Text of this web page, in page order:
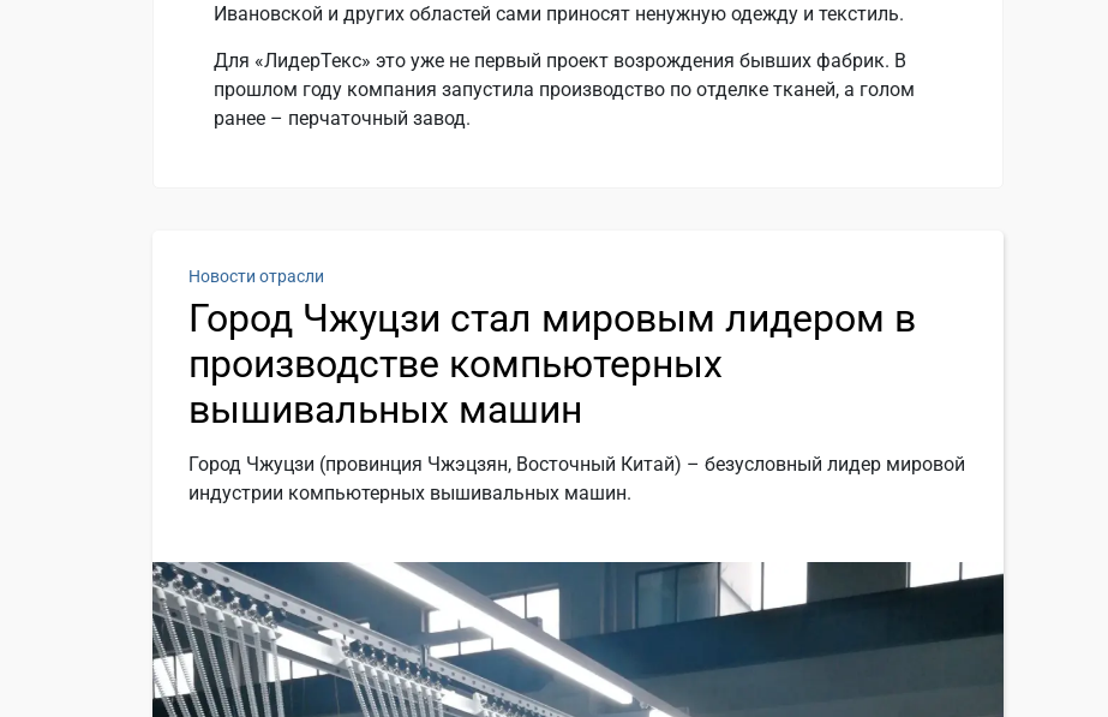
Ивановской и других областей сами приносят ненужную одежду и текстиль.
Для «ЛидерТекс» это уже не первый проект возрождения бывших фабрик. В
прошлом году компания запустила производство по отделке тканей, а голом
ранее – перчаточный завод.
Новости отрасли
Город Чжуцзи стал мировым лидером в
производстве компьютерных
вышивальных машин
Город Чжуцзи (провинция Чжэцзян, Восточный Китай) – безусловный лидер мировой
индустрии компьютерных вышивальных машин.